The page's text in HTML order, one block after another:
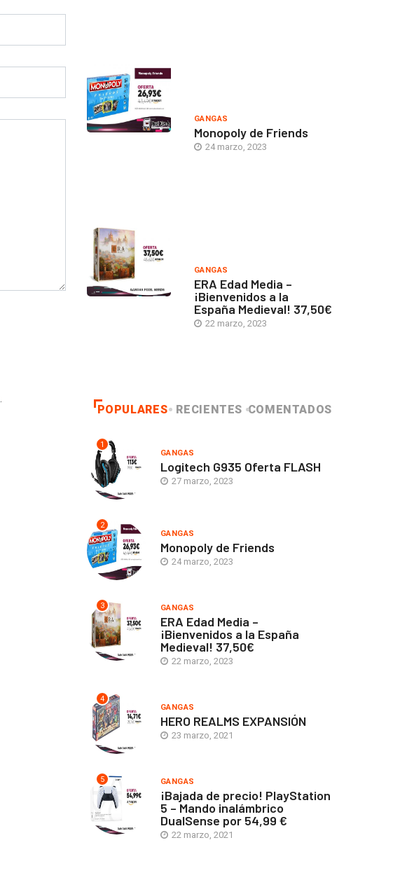
.
GANGAS
Monopoly de Friends
24 marzo, 2023
GANGAS
ERA Edad Media –
¡Bienvenidos a la
España Medieval! 37,50€
22 marzo, 2023
POPULARES RECIENTES COMENTADOS
1
GANGAS
Logitech G935 Oferta FLASH
27 marzo, 2023
2
GANGAS
Monopoly de Friends
24 marzo, 2023
3 GANGAS
ERA Edad Media –
¡Bienvenidos a la España
Medieval! 37,50€
22 marzo, 2023
4
GANGAS
HERO REALMS EXPANSIÓN
23 marzo, 2021
5 GANGAS
¡Bajada de precio! PlayStation
5 – Mando inalámbrico
DualSense por 54,99 €
22 marzo, 2021